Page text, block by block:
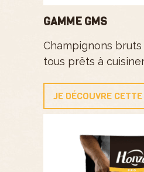
GAMME GMS
Champignons
tous prêts à
JE DÉCOUVRE